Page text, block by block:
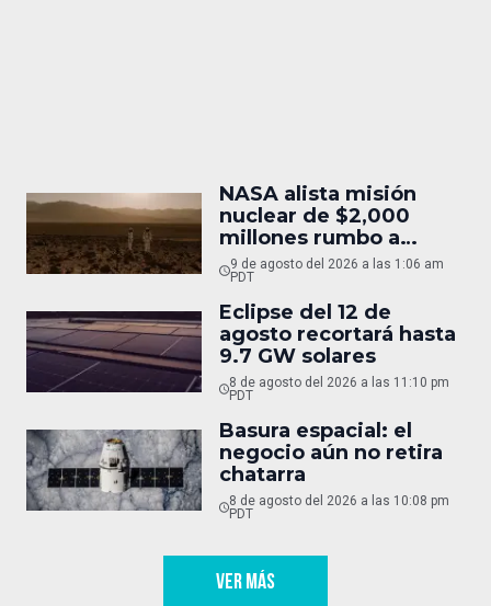
NASA alista misión
nuclear de $2,000
millones rumbo a
Marte
9 de agosto del 2026 a las 1:06 am
PDT
Eclipse del 12 de
agosto recortará hasta
9.7 GW solares
8 de agosto del 2026 a las 11:10 pm
PDT
Basura espacial: el
negocio aún no retira
chatarra
8 de agosto del 2026 a las 10:08 pm
PDT
VER MÁS